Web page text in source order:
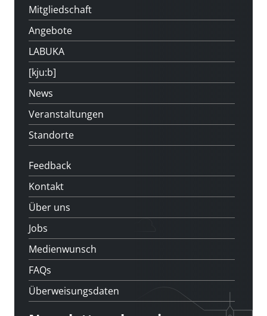
Mitgliedschaft
Angebote
LABUKA
[kju:b]
News
Veranstaltungen
Standorte
Feedback
Kontakt
Über uns
Jobs
Medienwunsch
FAQs
Überweisungsdaten